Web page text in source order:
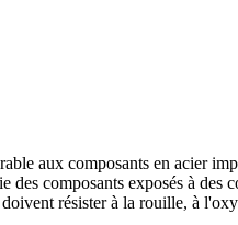
aux composants en acier
composants exposés à des
résister à la rouille, à